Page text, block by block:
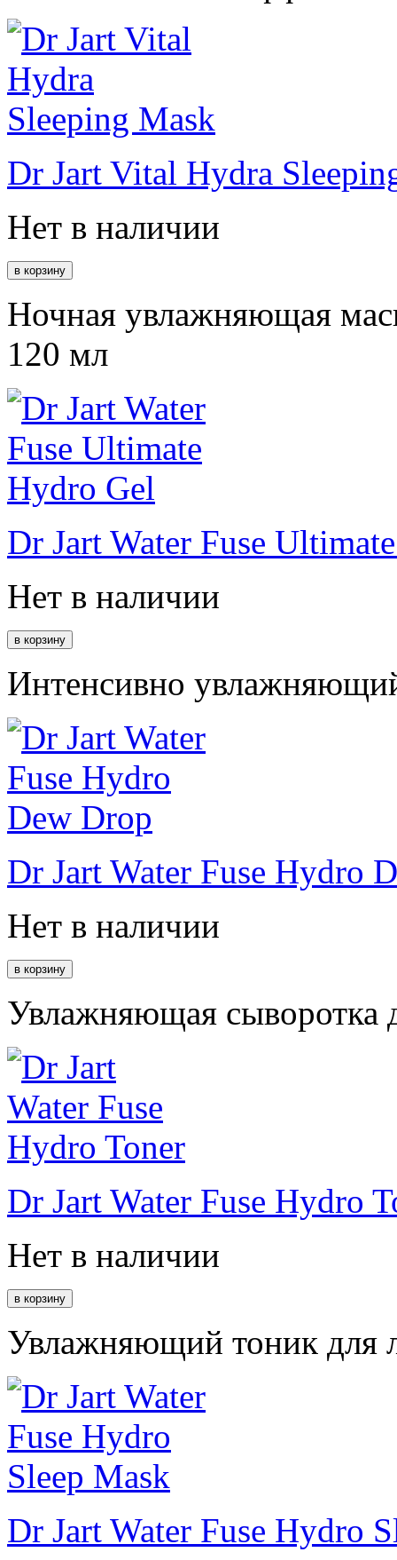
Dr Jart Vital Hydra
Нет в наличии
Ночная увлажняющая
120 мл
Dr Jart Water Fuse
Нет в наличии
Интенсивно
Dr Jart Water Fuse Hydro
Нет в наличии
Увлажняющая сыворотка
Dr Jart Water Fuse Hydro
Нет в наличии
Увлажняющий тоник для
Dr Jart Water Fuse Hydro